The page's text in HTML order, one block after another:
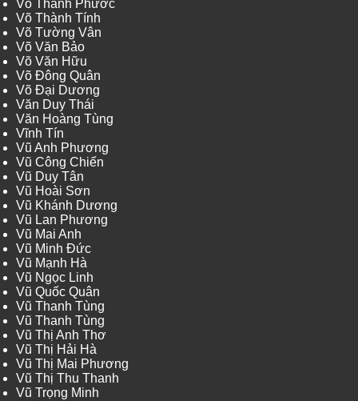
Võ Thành Phước
Võ Thành Tính
Võ Tường Vân
Võ Văn Bảo
Võ Văn Hữu
Võ Đông Quân
Võ Đại Dương
Văn Duy Thái
Văn Hoàng Tùng
Vĩnh Tín
Vũ Anh Phương
Vũ Công Chiến
Vũ Duy Tân
Vũ Hoài Sơn
Vũ Khánh Dương
Vũ Lan Phương
Vũ Mai Anh
Vũ Minh Đức
Vũ Mạnh Hà
Vũ Ngọc Linh
Vũ Quốc Quân
Vũ Thanh Tùng
Vũ Thanh Tùng
Vũ Thị Anh Thơ
Vũ Thị Hải Hà
Vũ Thị Mai Phương
Vũ Thị Thu Thanh
Vũ Trọng Minh